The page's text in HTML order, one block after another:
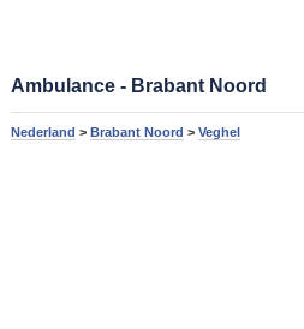
Ambulance - Brabant Noord
Nederland > Brabant Noord > Veghel